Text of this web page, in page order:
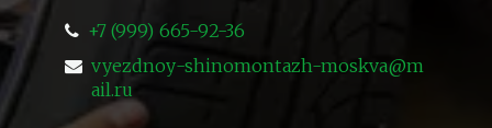
+7 (999) 665-92-36
vyezdnoy-shinomontazh-moskva@m
ail.ru